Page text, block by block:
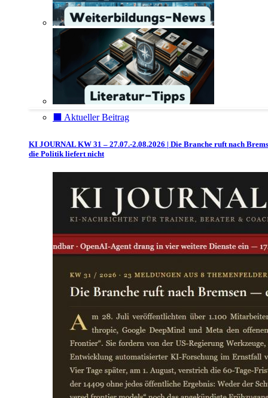
⬛️ Aktueller Beitrag
KI JOURNAL KW 31 – 27.07.-2.08.2026 | Die Branche ruft nach
die Politik liefert nicht